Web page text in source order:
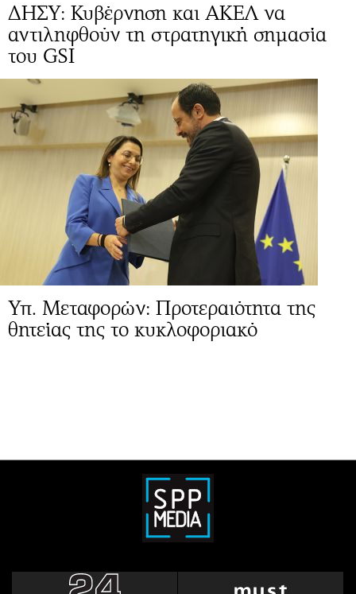
ΔΗΣΥ: Κυβέρνηση και ΑΚΕΛ να
αντιληφθούν τη στρατηγική σημασία
του GSI
Υπ. Μεταφορών: Προτεραιότητα της
θητείας της το κυκλοφοριακό